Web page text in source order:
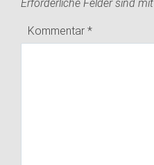
Erforderliche Felder sind mit
Kommentar *